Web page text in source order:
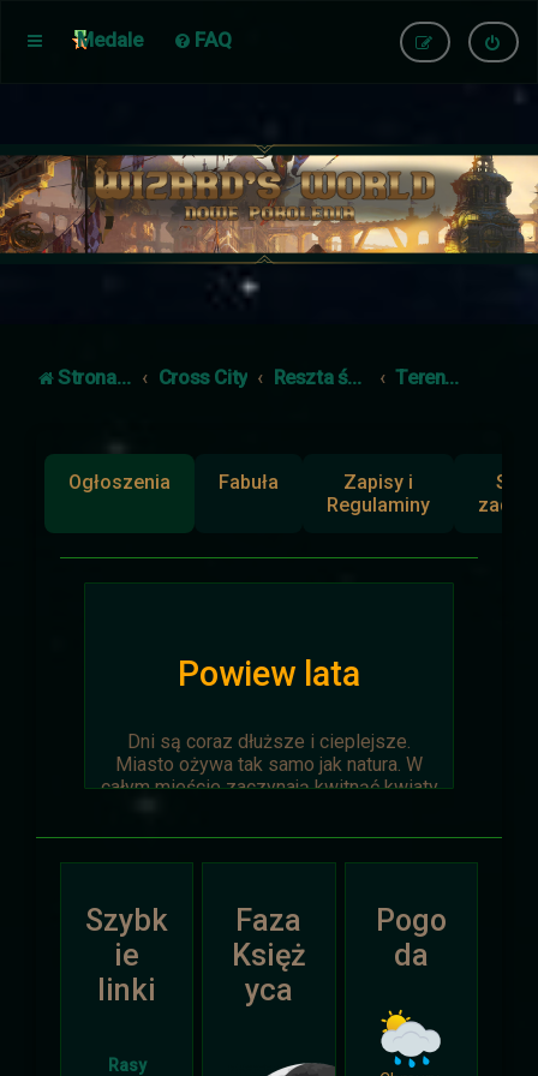
Medale FAQ
Strona główna Cross City Reszta świata Tereny poza Cross City
Ogłoszenia Fabuła
Zapisy i
Regulaminy
Powiew lata
Dni są coraz dłuższe i cieplejsze.
Miasto ożywa tak samo jak natura. W
całym mieście zaczynają kwitnąć kwiaty
niej udział niech napisze do
Dariusza.
Otrzyma mały upominek.
Atak Zimy i Święta
Szybk
ie
linki
Rasy
Faza
Księż
yca
Pogo
da